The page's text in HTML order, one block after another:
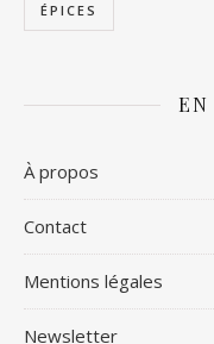
ÉPICES
EN
À propos
Contact
Mentions légales
Newsletter